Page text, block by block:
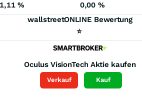
% 0,00 %
wallstreetONLINE Bewertung
⭐
Oculus VisionTech Aktie kaufen
Verkauf Kauf